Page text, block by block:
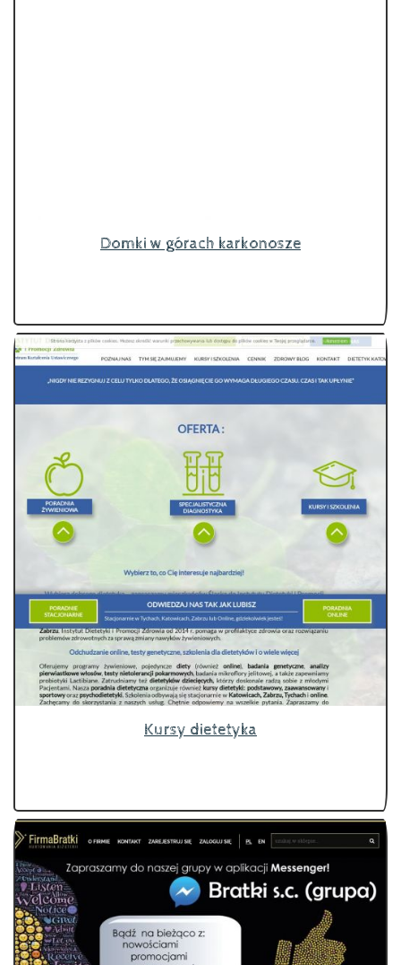
Domki w górach karkonosze
Kursy dietetyka